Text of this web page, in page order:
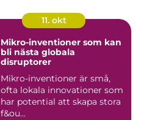
11. okt
Mikro-inventioner som kan
bli nästa globala
disruptorer
Mikro-inventioner är små,
ofta lokala innovationer som
har potential att skapa stora
f&ou...